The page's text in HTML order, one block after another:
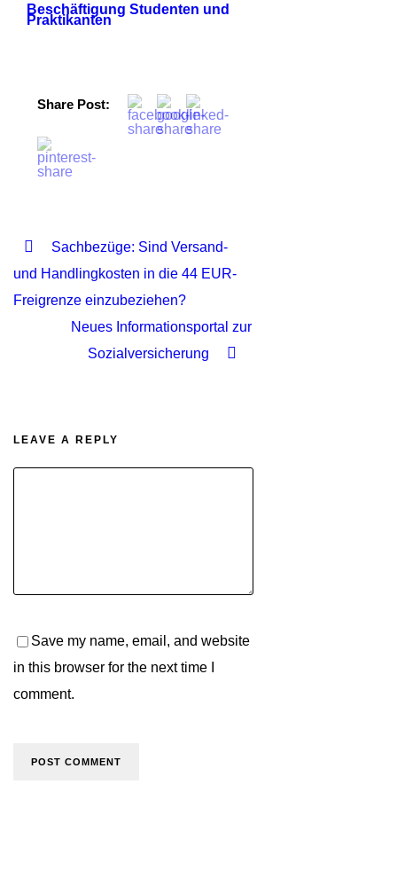
Beschäftigung Studenten und
Praktikanten
Share Post:
Sachbezüge: Sind Versand-
und Handlingkosten in die 44 EUR-
Freigrenze einzubeziehen?
Neues Informationsportal zur
Sozialversicherung
LEAVE A REPLY
Save my name, email, and website
in this browser for the next time I
comment.